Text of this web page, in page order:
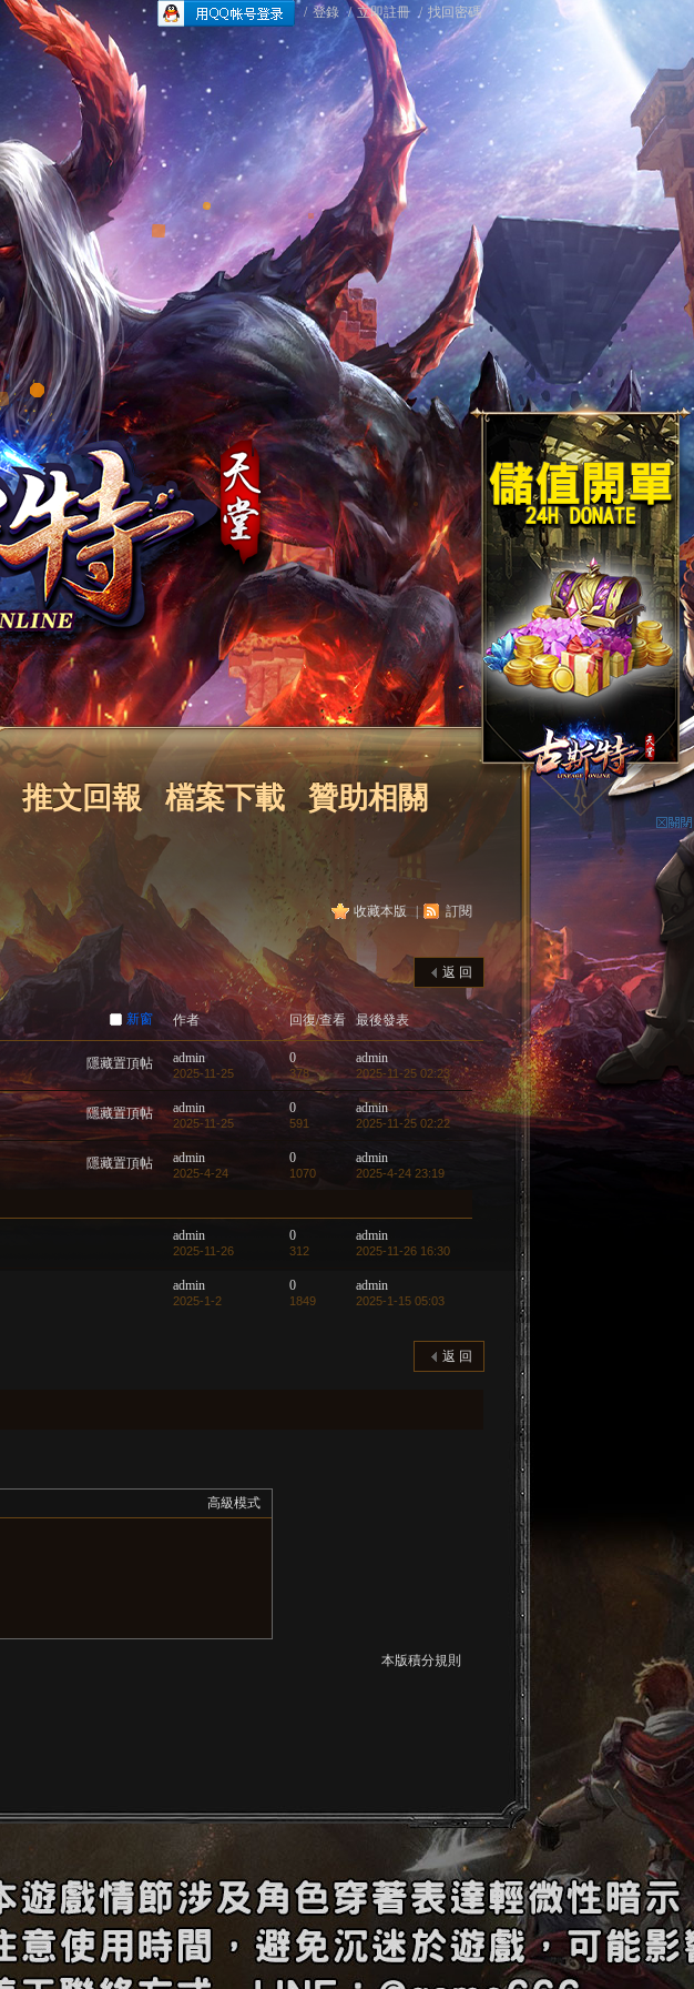
/ 登錄 / 立即註冊 / 找回密碼
推文回報 檔案下載 贊助相關
收藏本版 訂閱
返 回
新窗 作者 回復/查看 最後發表
隱藏置頂帖 admin
2025-11-25
0
378
admin
2025-11-25 02:23
隱藏置頂帖 admin
2025-11-25
0
591
admin
2025-11-25 02:22
隱藏置頂帖 admin
2025-4-24
0
1070
admin
2025-4-24 23:19
admin
2025-11-26
0
312
admin
2025-11-26 16:30
admin
2025-1-2
0
1849
admin
2025-1-15 05:03
返 回
高級模式
本版積分規則